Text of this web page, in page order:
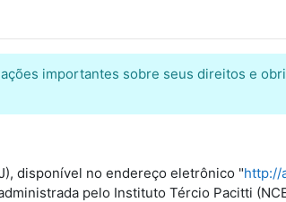
importantes sobre seus direitos e
disponível no endereço eletrônico "http://
pelo Instituto Tércio Pacitti